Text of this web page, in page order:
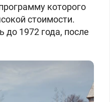
которого
стоимости.
1972 года, после